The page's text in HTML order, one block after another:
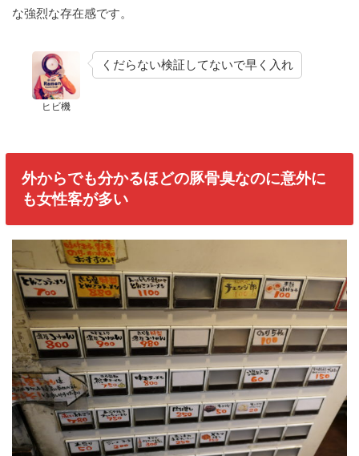
な強烈な存在感です。
ヒビ機
くだらない検証してないで早く入れ
外からでも分かるほどの豚骨臭なのに意外に
も女性客が多い